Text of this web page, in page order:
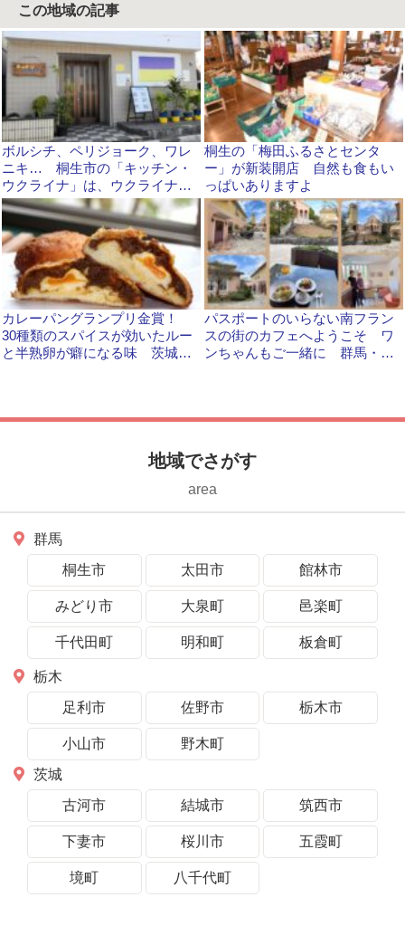
この地域の記事
ボルシチ、ペリジョーク、ワレ
ニキ… 桐生市の「キッチン・
ウクライナ」は、ウクライナの
家庭料理を提供 避難者の女性
が心を込めて手作りしています
桐生の「梅田ふるさとセンタ
ー」が新装開店 自然も食もい
っぱいありますよ
カレーパングランプリ金賞！
30種類のスパイスが効いたルー
と半熟卵が癖になる味 茨城・
パスポートのいらない南フラン
スの街のカフェへようこそ ワ
ンちゃんもご一緒に 群馬・大
地域でさがす
area
群馬
桐生市
太田市 館林市
みどり市 大泉町 邑楽町
千代田町 明和町 板倉町
栃木
足利市
佐野市 栃木市
小山市
野木町
茨城
古河市
結城市 筑西市
下妻市 桜川市 五霞町
境町 八千代町